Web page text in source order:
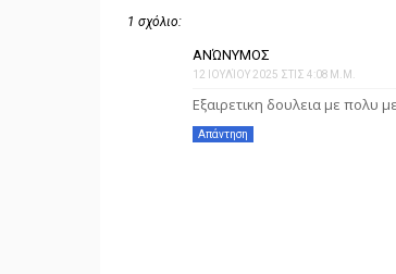
1 σχόλιο:
ΑΝΏΝΥΜΟΣ
12 ΙΟΥΛΊΟΥ 2025 ΣΤΙΣ 4:08 Μ.Μ.
Εξαιρετικη δουλεια με πολυ
Απάντηση